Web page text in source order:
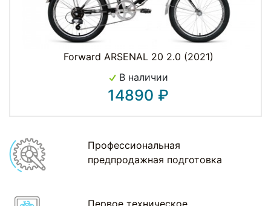
Forward ARSENAL 20 2.0 (2021)
В наличии
14890 ₽
Профессиональная
предпродажная подготовка